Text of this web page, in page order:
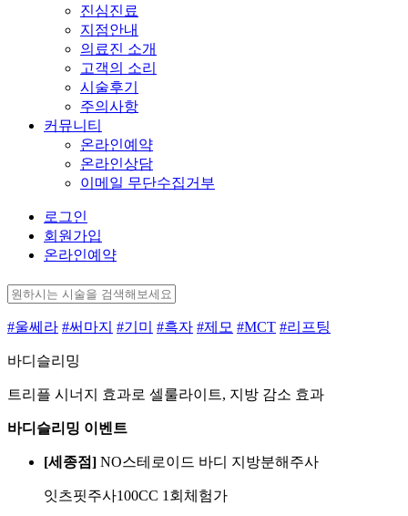
진심진료
지점안내
의료진 소개
고객의 소리
시술후기
주의사항
커뮤니티
온라인예약
온라인상담
이메일 무단수집거부
로그인
회원가입
온라인예약
#울쎄라 #써마지 #기미 #흑자 #제모 #MCT #리프팅
바디슬리밍
트리플 시너지 효과로 셀룰라이트, 지방 감소 효과
바디슬리밍 이벤트
[세종점] NO스테로이드 바디 지방분해주사
잇츠핏주사100CC 1회체험가